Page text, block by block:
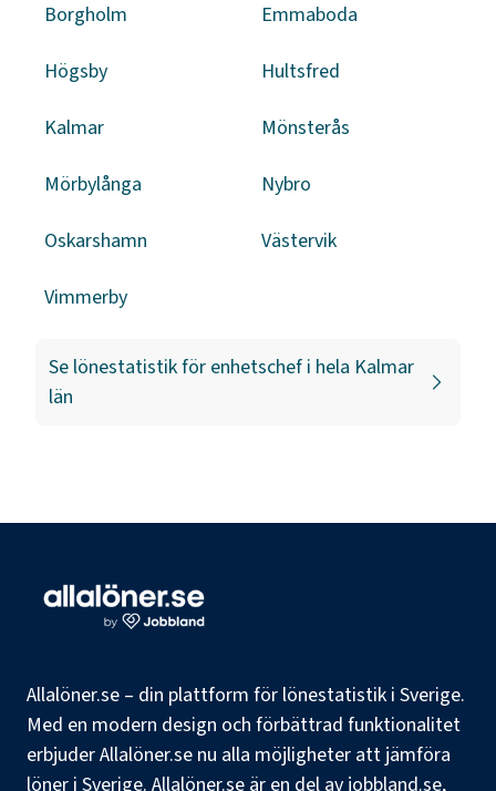
Borgholm Emmaboda
Högsby Hultsfred
Kalmar Mönsterås
Mörbylånga Nybro
Oskarshamn Västervik
Vimmerby
Se lönestatistik för enhetschef i hela Kalmar
län
Allalöner.se – din plattform för lönestatistik i Sverige.
Med en modern design och förbättrad funktionalitet
erbjuder Allalöner.se nu alla möjligheter att jämföra
löner i Sverige. Allalöner.se är en del av jobbland.se,